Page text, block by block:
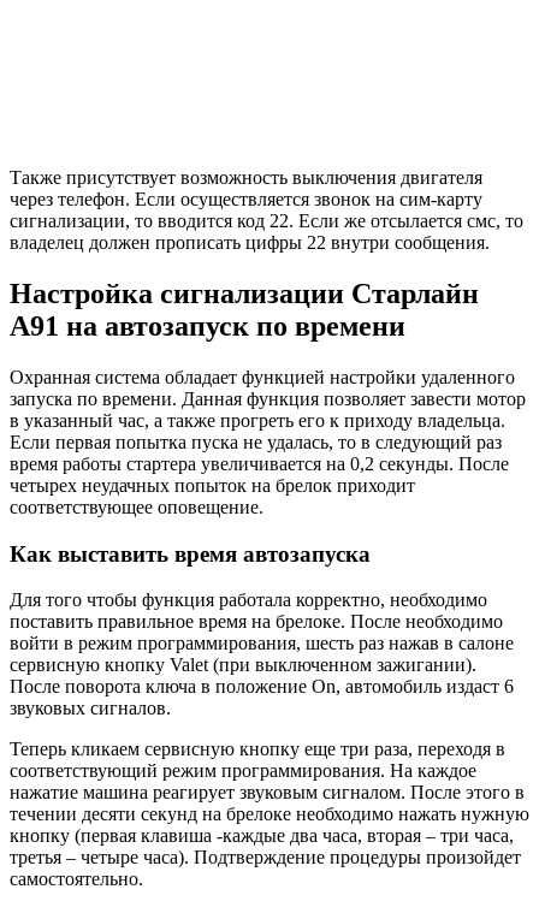
Также присутствует возможность выключения двигателя
через телефон. Если осуществляется звонок на сим-карту
сигнализации, то вводится код 22. Если же отсылается смс, то
владелец должен прописать цифры 22 внутри сообщения.
Настройка сигнализации Старлайн
А91 на автозапуск по времени
Охранная система обладает функцией настройки удаленного
запуска по времени. Данная функция позволяет завести мотор
в указанный час, а также прогреть его к приходу владельца.
Если первая попытка пуска не удалась, то в следующий раз
время работы стартера увеличивается на 0,2 секунды. После
четырех неудачных попыток на брелок приходит
соответствующее оповещение.
Как выставить время автозапуска
Для того чтобы функция работала корректно, необходимо
поставить правильное время на брелоке. После необходимо
войти в режим программирования, шесть раз нажав в салоне
сервисную кнопку Valet (при выключенном зажигании).
После поворота ключа в положение On, автомобиль издаст 6
звуковых сигналов.
Теперь кликаем сервисную кнопку еще три раза, переходя в
соответствующий режим программирования. На каждое
нажатие машина реагирует звуковым сигналом. После этого в
течении десяти секунд на брелоке необходимо нажать нужную
кнопку (первая клавиша -каждые два часа, вторая – три часа,
третья – четыре часа). Подтверждение процедуры произойдет
самостоятельно.